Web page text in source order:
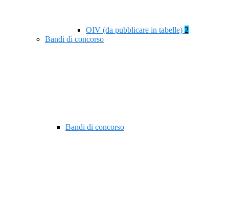
OIV (da pubblicare in tabelle) 2
Bandi di concorso
Bandi di concorso